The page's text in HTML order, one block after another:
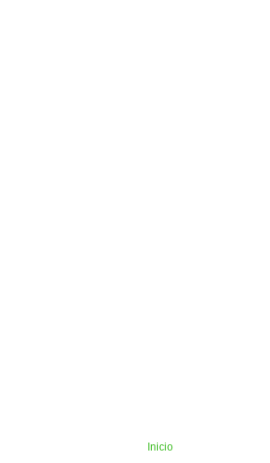
Inicio